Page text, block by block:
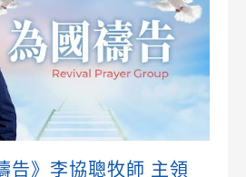
告》李協聰牧師 主領